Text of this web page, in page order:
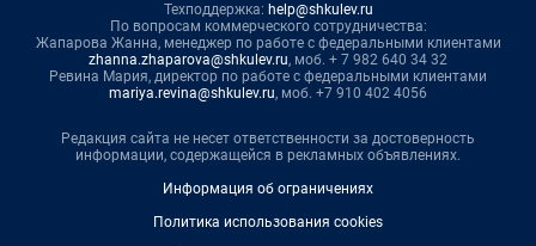
Техподдержка: help@shkulev.ru
По вопросам коммерческого сотрудничества:
Жапарова Жанна, менеджер по работе с федеральными клиентами
zhanna.zhaparova@shkulev.ru, моб. + 7 982 640 34 32
Ревина Мария, директор по работе с федеральными клиентами
mariya.revina@shkulev.ru, моб. +7 910 402 4056
Редакция сайта не несет ответственности за достоверность
информации, содержащейся в рекламных объявлениях.
Информация об ограничениях
Политика использования cookies